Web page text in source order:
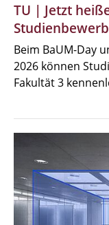
TU | Jetzt
Beim BaUM-Day
2026 können
Fakultät 3